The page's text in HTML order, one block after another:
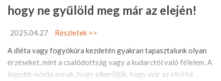
hogy ne gyűlöld meg már az elején!
2025.04.27
Részletek >>
A diéta vagy fogyókúra kezdetén gyakran tapasztalunk olyan
érzéseket, mint a csalódottság vagy a kudarctól való félelem. A
legjobb módja annak, hogy elkerüljük, hogy már az első hé ...